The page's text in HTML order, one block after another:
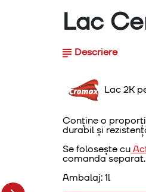
Lac
Descriere
Lac 2K
Conține o
durabil și
Se folosește cu
comanda separat.
Ambalaj: 1l